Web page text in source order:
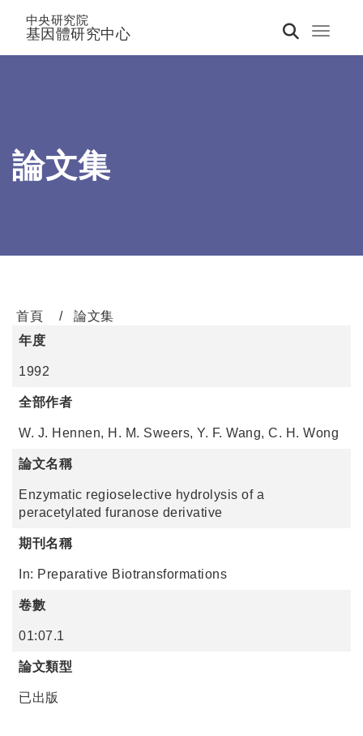
Toggle
中央研究院
基因體研究中心
論文集
首頁
論文集
年度
1992
全部作者
W. J. Hennen, H. M. Sweers, Y. F. Wang, C. H. Wong
論文名稱
Enzymatic regioselective hydrolysis of a
peracetylated furanose derivative
期刊名稱
In: Preparative Biotransformations
卷數
01:07.1
論文類型
已出版